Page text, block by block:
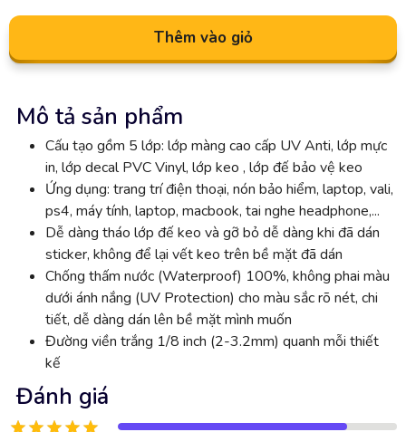
Thêm vào giỏ
Mô tả sản phẩm
Cấu tạo gồm 5 lớp: lớp màng cao cấp UV Anti, lớp mực
in, lớp decal PVC Vinyl, lớp keo , lớp đế bảo vệ keo
Ứng dụng: trang trí điện thoại, nón bảo hiểm, laptop, vali,
ps4, máy tính, laptop, macbook, tai nghe headphone,...
Dễ dàng tháo lớp đế keo và gỡ bỏ dễ dàng khi đã dán
sticker, không để lại vết keo trên bề mặt đã dán
Chống thấm nước (Waterproof) 100%, không phai màu
dưới ánh nắng (UV Protection) cho màu sắc rõ nét, chi
tiết, dễ dàng dán lên bề mặt mình muốn
Đường viền trắng 1/8 inch (2-3.2mm) quanh mỗi thiết
kế
Đánh giá